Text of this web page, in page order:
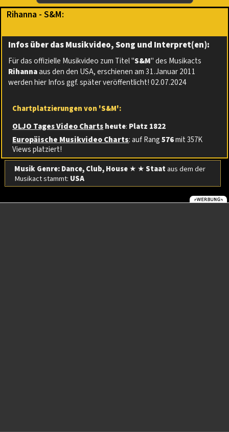
Rihanna - S&M:
Infos über das Musikvideo, Song und Interpret(en):
Für das offizielle Musikvideo zum Titel "S&M" des Musikacts
Rihannaaus den den USA, erschienen am 31.Januar 2011
werden hier Infos ggf. später veröffentlicht! 02.07.2024
Chartplatzierungen von 'S&M':
OLJO Tages Video Chartsheute: Platz 1822
Europäische Musikvideo Charts: auf Rang576mit 357K
Views platziert!
Musik Genre: Dance, Club, House★ ★Staataus dem der
Musikact stammt: USA